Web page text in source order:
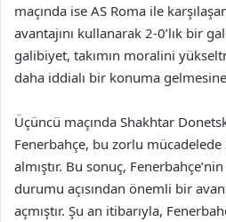
maçında ise AS Roma ile
avantajını kullanarak 2-0’lık bir
galibiyet, takımın moralini
daha iddialı bir konuma
Üçüncü maçında Shakhtar
Fenerbahçe, bu zorlu
almıştır. Bu sonuç,
durumu açısından önemli bir
açmıştır. Şu an itibarıyla,